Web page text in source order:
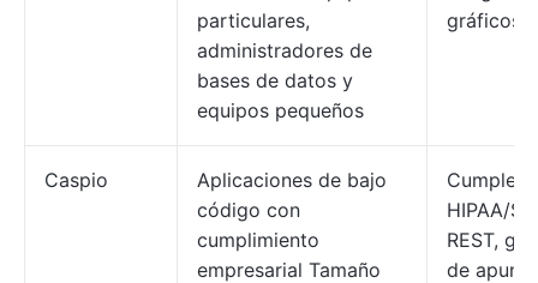
particulares,
administradores de
bases de datos y
equipos pequeños
gráficos/
Caspio
Aplicaciones de bajo
código con
cumplimiento
empresarial Tamaño
Cumple
HIPAA/
REST,
de